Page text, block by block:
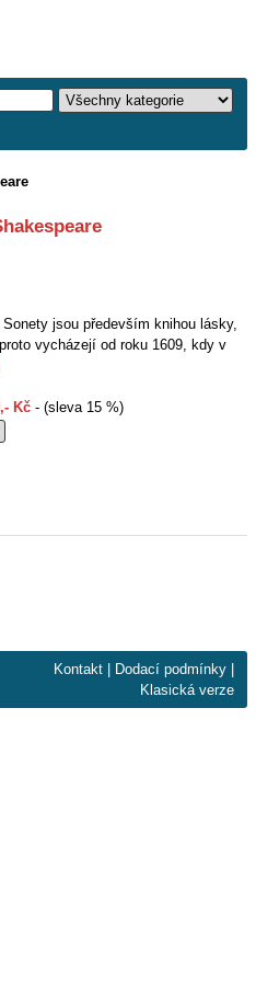
jsou především knihou lásky,
vycházejí od roku 1609, kdy v
Kč - (sleva 15 %)
Kontakt Dodací podmínky